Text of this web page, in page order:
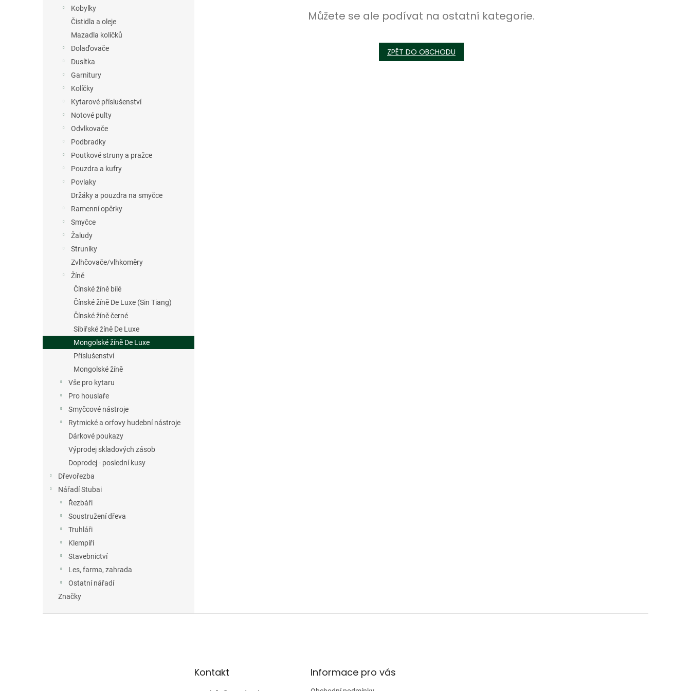
Kobylky
Čistidla a oleje
Mazadla kolíčků
Dolaďovače
Dusítka
Garnitury
Kolíčky
Kytarové příslušenství
Notové pulty
Odvlkovače
Podbradky
Poutkové struny a pražce
Pouzdra a kufry
Povlaky
Držáky a pouzdra na smyčce
Ramenní opěrky
Smyčce
Žaludy
Struníky
Zvlhčovače/vlhkoměry
Žíně
Čínské žíně bílé
Čínské žíně De Luxe (Sin Tiang)
Čínské žíně černé
Sibiřské žíně De Luxe
Mongolské žíně De Luxe
Příslušenství
Mongolské žíně
Vše pro kytaru
Pro houslaře
Smyčcové nástroje
Rytmické a orfovy hudební nástroje
Dárkové poukazy
Výprodej skladových zásob
Doprodej - poslední kusy
Dřevořezba
Nářadí Stubai
Řezbáři
Soustružení dřeva
Truhláři
Klempíři
Stavebnictví
Les, farma, zahrada
Ostatní nářadí
Značky
Můžete se ale podívat na ostatní kategorie.
ZPĚT DO OBCHODU
Kontakt Informace pro vás